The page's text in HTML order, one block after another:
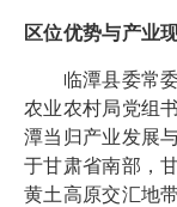
区位优势与产业
临潭县委常委
农业农村局党组
潭当归产业发展
于甘肃省南部，
黄土高原交汇地